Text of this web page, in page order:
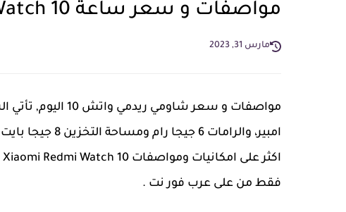
مواصفات و سعر ساعة Xiaomi Redmi Watch 10
مارس 31, 2023
فقط من على عرب فور نت .